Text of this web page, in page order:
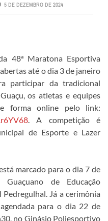
5 DE DEZEMBRO DE 2024
48ª Maratona Esportiva
até o dia 3 de janeiro
participar da tradicional
os atletas e equipes
forma online pelo link:
. A competição é
de Esporte e Lazer
marcado para o dia 7 de
de Educação
Já a cerimônia
para o dia 22 de
no Ginásio Poliesportivo